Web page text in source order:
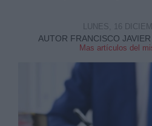
AUTOR FRANCISCO
Mas artículos del
LUNES, 16
Información adicional